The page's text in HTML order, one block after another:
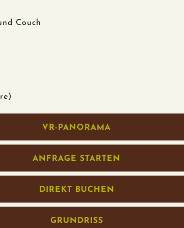
Couch
VR-PANORAMA
ANFRAGE STARTEN
DIREKT BUCHEN
GRUNDRISS